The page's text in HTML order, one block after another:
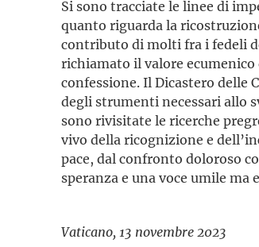
Si sono tracciate le linee di
quanto riguarda la
contributo di molti fra i fedeli
richiamato il valore
confessione. Il Dicastero delle
degli strumenti necessari allo
sono rivisitate le ricerche
vivo della ricognizione e
pace, dal confronto doloroso
speranza e una voce umile
Vaticano, 13 novembre 2023